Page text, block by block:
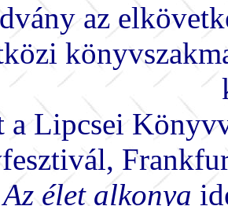
az
a Lipcsei
Az élet alkonya